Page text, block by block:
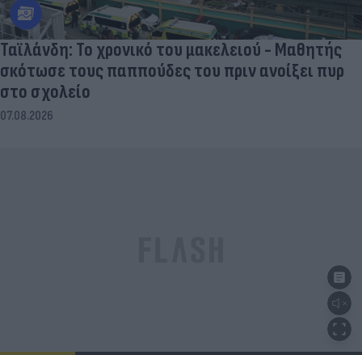
Ταϊλάνδη: Το χρονικό του μακελειού - Μαθητής
σκότωσε τους παππούδες του πριν ανοίξει πυρ
στο σχολείο
07.08.2026